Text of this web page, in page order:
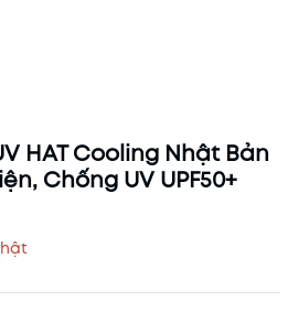
HAT Cooling Nhật Bản
Chống UV UPF50+